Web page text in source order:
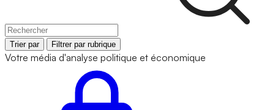
Trier par Filtrer par rubrique
Votre média d'analyse politique et économique